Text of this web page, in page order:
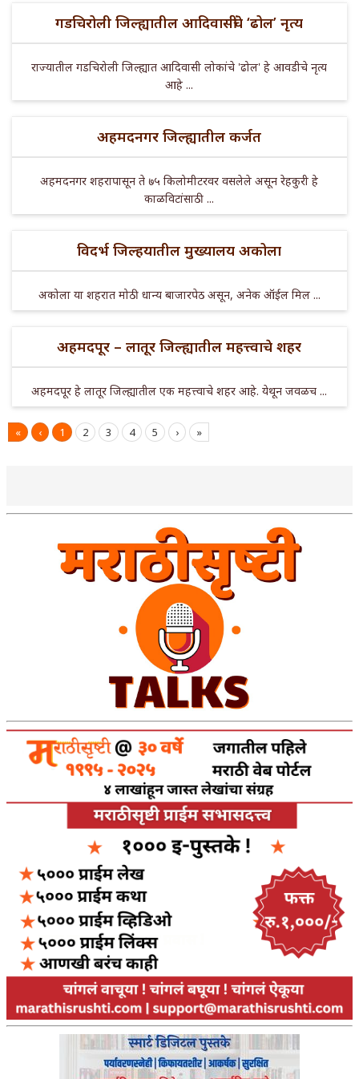
गडचिरोली जिल्ह्यातील आदिवासींचे ‘ढोल’ नृत्य
राज्यातील गडचिरोली जिल्ह्यात आदिवासी लोकांचे 'ढोल' हे आवडीचे नृत्य
आहे ...
अहमदनगर जिल्ह्यातील कर्जत
अहमदनगर शहरापासून ते ७५ किलोमीटरवर वसलेले असून रेहकुरी हे
काळविटांसाठी ...
विदर्भ जिल्हयातील मुख्यालय अकोला
अकोला या शहरात मोठी धान्य बाजारपेठ असून, अनेक ऑईल मिल ...
अहमदपूर – लातूर जिल्ह्यातील महत्त्वाचे शहर
अहमदपूर हे लातूर जिल्ह्यातील एक महत्त्वाचे शहर आहे. येथून जवळच ...
« ‹ 1 2 3 4 5 › »